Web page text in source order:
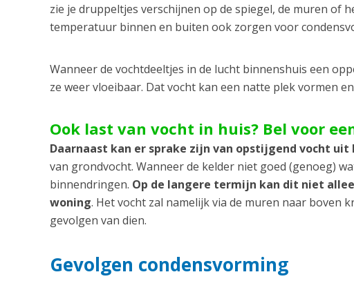
zie je druppeltjes verschijnen op de spiegel, de muren of
temperatuur binnen en buiten ook zorgen voor
Wanneer de vochtdeeltjes in de lucht binnenshuis een
ze weer vloeibaar. Dat vocht kan een natte plek vormen
Ook last van vocht in huis? Bel voor
Daarnaast kan er sprake zijn van opstijgend vocht
van grondvocht. Wanneer de kelder niet goed (genoeg)
binnendringen. Op de langere termijn kan dit niet
woning. Het vocht zal namelijk via de muren naar boven
gevolgen van dien.
Gevolgen condensvorming